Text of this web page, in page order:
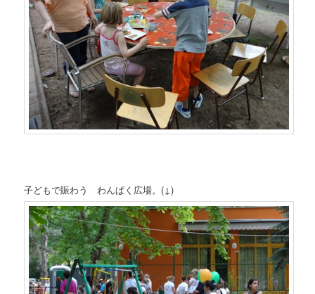
子どもで賑わう わんぱく広場。(↓)